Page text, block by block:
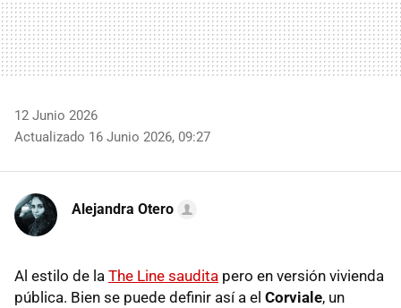
12 Junio 2026
Actualizado 16 Junio 2026, 09:27
Alejandra Otero
Al estilo de la The Line saudita pero en versión vivienda
pública. Bien se puede definir así a el Corviale, un